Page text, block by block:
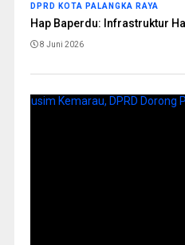
DPRD KOTA PALANGKA RAYA
Hap Baperdu: Infrastruktur
8 Juni 2026